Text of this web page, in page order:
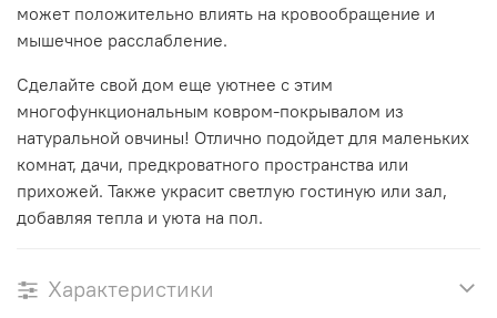
может положительно влиять на кровообращение и
мышечное расслабление.
Сделайте свой дом еще уютнее с этим
многофункциональным ковром-покрывалом из
натуральной овчины! Отлично подойдет для маленьких
комнат, дачи, предкроватного пространства или
прихожей. Также украсит светлую гостиную или зал,
добавляя тепла и уюта на пол.
Характеристики